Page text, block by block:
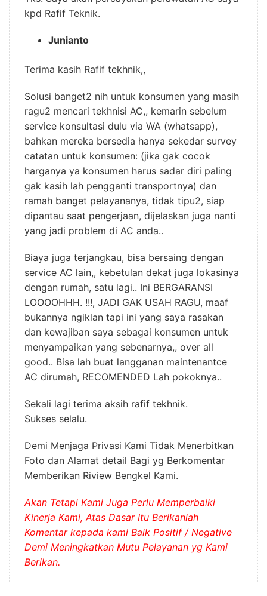
kpd Rafif Teknik.
Junianto
Terima kasih Rafif tekhnik,,
Solusi banget2 nih untuk konsumen yang masih
ragu2 mencari tekhnisi AC,, kemarin sebelum
service konsultasi dulu via WA (whatsapp),
bahkan mereka bersedia hanya sekedar survey
catatan untuk konsumen: (jika gak cocok
harganya ya konsumen harus sadar diri paling
gak kasih lah pengganti transportnya) dan
ramah banget pelayananya, tidak tipu2, siap
dipantau saat pengerjaan, dijelaskan juga nanti
yang jadi problem di AC anda..
Biaya juga terjangkau, bisa bersaing dengan
service AC lain,, kebetulan dekat juga lokasinya
dengan rumah, satu lagi.. Ini BERGARANSI
LOOOOHHH. !!!, JADI GAK USAH RAGU, maaf
bukannya ngiklan tapi ini yang saya rasakan
dan kewajiban saya sebagai konsumen untuk
menyampaikan yang sebenarnya,, over all
good.. Bisa lah buat langganan maintenantce
AC dirumah, RECOMENDED Lah pokoknya..
Sekali lagi terima aksih rafif tekhnik.
Sukses selalu.
Demi Menjaga Privasi Kami Tidak Menerbitkan
Foto dan Alamat detail Bagi yg Berkomentar
Memberikan Riview Bengkel Kami.
Akan Tetapi Kami Juga Perlu Memperbaiki
Kinerja Kami, Atas Dasar Itu Berikanlah
Komentar kepada kami Baik Positif / Negative
Demi Meningkatkan Mutu Pelayanan yg Kami
Berikan.